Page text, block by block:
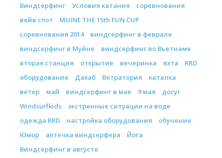
Виндсерфинг Условия катания
соревнования
вейв спот
MUINE THE 15th FUN CUP
соревнования 2014
виндсерфинг в феврале
виндсерфинг в Муйне
виндсерфинг во Вьетнаме
вторая станция
открытие вечеринка яхта
RRD
оборудование
Дахаб Ветратория
каталка
ветер
май виндсерфинг в мае 9 мая
досуг
Windsurfkids
экстренные ситуации на воде
одежда RRD
настройка оборудования
обучение
Юмор
аптечка виндсерфера
Йога
Виндсерфинг в августе